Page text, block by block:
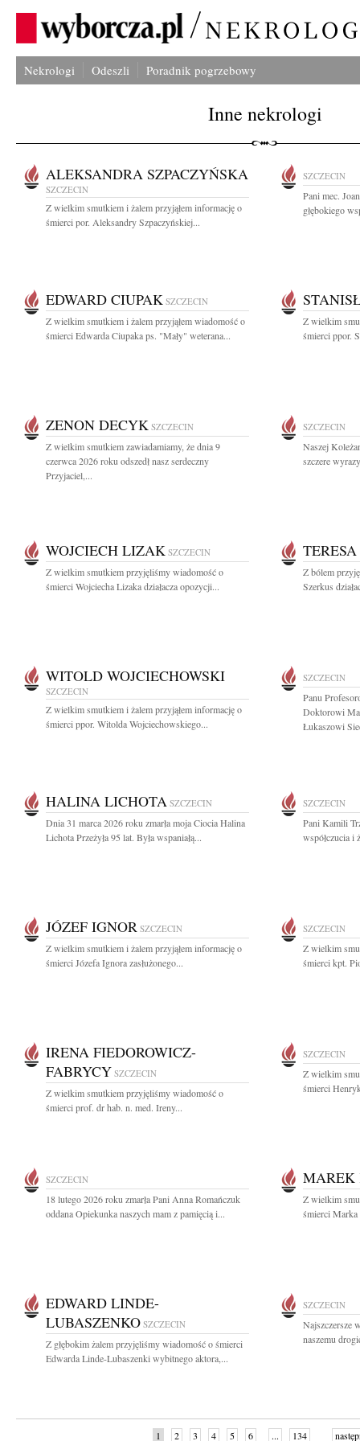
Nekrologi Odeszli Poradnik pogrzebowy
Inne nekrologi
ALEKSANDRA SZPACZYŃSKA
SZCZECIN
Z wielkim smutkiem i żalem przyjąłem informację o
śmierci por. Aleksandry Szpaczyńskiej...
SZCZECIN
Pani mec.
głębokiego
EDWARD CIUPAK SZCZECIN
Z wielkim smutkiem i żalem przyjąłem wiadomość o
śmierci Edwarda Ciupaka ps. "Mały" weterana...
Z wielkim
śmierci ppor.
ZENON DECYK SZCZECIN
Z wielkim smutkiem zawiadamiamy, że dnia 9
czerwca 2026 roku odszedł nasz serdeczny
Przyjaciel,...
SZCZECIN
Naszej
szczere
WOJCIECH LIZAK SZCZECIN
Z wielkim smutkiem przyjęliśmy wiadomość o
śmierci Wojciecha Lizaka działacza opozycji...
Z bólem
Szerkus
WITOLD WOJCIECHOWSKI
SZCZECIN
Z wielkim smutkiem i żalem przyjąłem informację o
śmierci ppor. Witolda Wojciechowskiego...
SZCZECIN
Panu
Doktorowi
Łukaszowi
HALINA LICHOTA SZCZECIN
Dnia 31 marca 2026 roku zmarła moja Ciocia Halina
Lichota Przeżyła 95 lat. Była wspaniałą...
SZCZECIN
Pani Kamili
współczucia i
JÓZEF IGNOR SZCZECIN
Z wielkim smutkiem i żalem przyjąłem informację o
śmierci Józefa Ignora zasłużonego...
SZCZECIN
Z wielkim
śmierci kpt.
IRENA FIEDOROWICZ-
FABRYCY SZCZECIN
Z wielkim smutkiem przyjęliśmy wiadomość o
śmierci prof. dr hab. n. med. Ireny...
SZCZECIN
Z wielkim
śmierci
SZCZECIN
18 lutego 2026 roku zmarła Pani Anna Romańczuk
oddana Opiekunka naszych mam z pamięcią i...
Z wielkim
śmierci Marka
EDWARD LINDE-
LUBASZENKO SZCZECIN
Z głębokim żalem przyjęliśmy wiadomość o śmierci
Edwarda Linde-Lubaszenki wybitnego aktora,...
SZCZECIN
Najszczersze
naszemu
1 2 3 4 5 6 ... 134